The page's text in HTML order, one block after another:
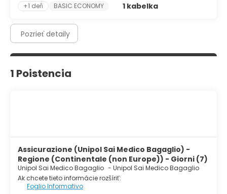
+1 deň
BASIC ECONOMY 1 kabelka
Pozrieť detaily
1 Poistencia
Assicurazione (Unipol Sai Medico Bagaglio) -
Regione (Continentale (non Europe)) - Giorni (7)
Unipol Sai Medico Bagaglio - Unipol Sai Medico Bagaglio
Ak chcete tieto informácie rozšíriť:
Foglio Informativo